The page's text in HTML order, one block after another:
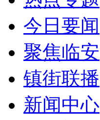
今日要闻
聚焦临安
镇街联播
新闻中心